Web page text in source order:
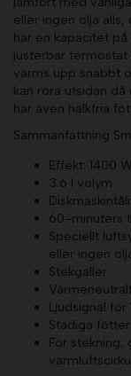
eller ingen olja
har en kapacitet
justerbar
värms upp snabbt
kan röra utsidan
har även halkfria
Sammanfattning
Effekt: 1400 W
3.6 l volym
60-minuters
Speciellt
eller ingen
Stekgaller
Ljudsignal för
Stadiga fötter
För stekning,